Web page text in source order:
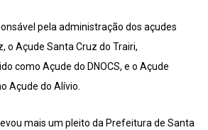
pela administração dos açudes
o Açude Santa Cruz do Trairi,
como Açude do DNOCS, e o Açude
Açude do Alívio.
mais um pleito da Prefeitura de Santa